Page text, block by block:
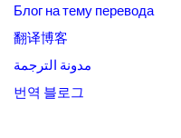
Блог на тему перевода
翻译博客
مدونة الترجمة
번역 블로그